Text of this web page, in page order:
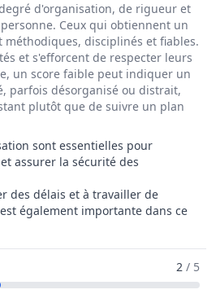
d'organisation, de rigueur et
Ceux qui obtiennent un
méthodiques, disciplinés et fiables.
et s'efforcent de respecter leurs
un score faible peut indiquer un
parfois désorganisé ou distrait,
plutôt que de suivre un plan
sont essentielles pour
assurer la sécurité des
des délais et à travailler de
également importante dans ce
Métier De Animateur 2 / 5